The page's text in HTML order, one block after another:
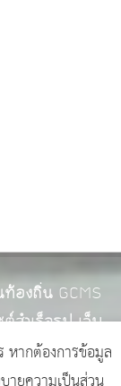
ท้องถิ่นGCMS
ต์สำเร็จรูป เว็บ
page process
(14quries.)
หากต้องการข้อมูล